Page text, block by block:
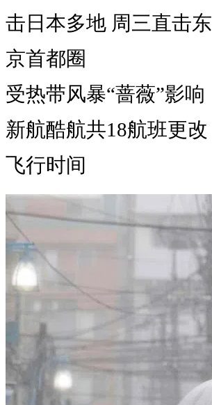
击日本多地 周三直击东
京首都圈
受热带风暴“蔷薇”影响
新航酷航共18航班更改
飞行时间